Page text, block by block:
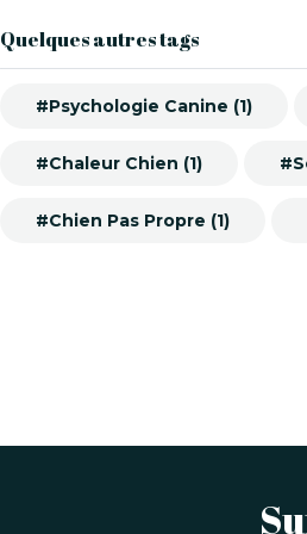
Quelques autres tags
#Psychologie Canine (1)
#Chaleur Chien (1)
#Chien Pas Propre (1)